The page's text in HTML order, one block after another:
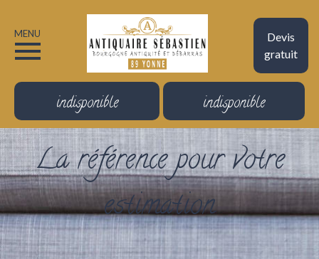
Devis
gratuit
MENU
indisponible indisponible
La référence pour votre
estimation